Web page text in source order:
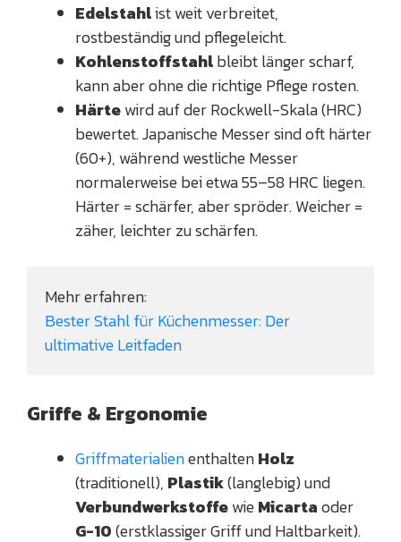
Edelstahlist weit verbreitet,
rostbeständig und pflegeleicht.
Kohlenstoffstahlbleibt länger scharf,
kann aber ohne die richtige Pflege rosten.
Härtewird auf der Rockwell-Skala (HRC)
bewertet. Japanische Messer sind oft härter
(60+), während westliche Messer
normalerweise bei etwa 55–58 HRC liegen.
Härter = schärfer, aber spröder. Weicher =
zäher, leichter zu schärfen.
Mehr erfahren:
Bester Stahl für Küchenmesser: Der
ultimative Leitfaden
Griffe & Ergonomie
GriffmaterialienenthaltenHolz
(traditionell), Plastik(langlebig) und
VerbundwerkstoffewieMicartaoder
G-10(erstklassiger Griff und Haltbarkeit).